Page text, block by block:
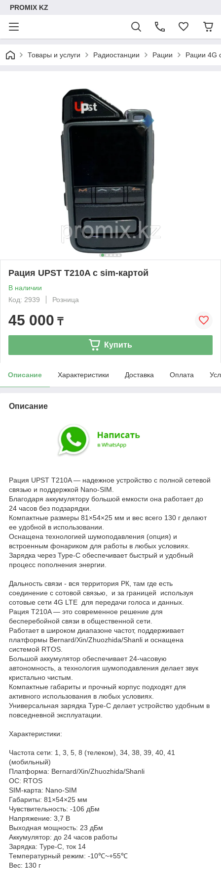
PROMIX KZ
Товары и услуги Радиостанции Рации Рации 4G
Рация UPST T210A с sim-картой
В наличии
Код: 2939
Розница
45 000 ₸
Купить
Описание Характеристики Доставка Оплата
Описание
Рация UPST T210A — надежное устройство с полной сетевой
связью и поддержкой Nano-SIM.
Благодаря аккумулятору большой емкости она работает до
24 часов без подзарядки.
Компактные размеры 81×54×25 мм и вес всего 130 г делают
ее удобной в использовании.
Оснащена технологией шумоподавления (опция) и
встроенным фонариком для работы в любых условиях.
Зарядка через Type-C обеспечивает быстрый и удобный
процесс пополнения энергии.
Дальность связи - вся территория РК, там где есть
соединение с сотовой связью, и за границей используя
сотовые сети 4G LTE для передачи голоса и данных.
Рация T210A — это современное решение для
бесперебойной связи в общественной сети.
Работает в широком диапазоне частот, поддерживает
платформы Bernard/Xin/Zhuozhida/Shanli и оснащена
системой RTOS.
Большой аккумулятор обеспечивает 24-часовую
автономность, а технология шумоподавления делает звук
кристально чистым.
Компактные габариты и прочный корпус подходят для
активного использования в любых условиях.
Универсальная зарядка Type-C делает устройство удобным в
повседневной эксплуатации.
Характеристики:
Частота сети: 1, 3, 5, 8 (телеком), 34, 38, 39, 40, 41
(мобильный)
Платформа: Bernard/Xin/Zhuozhida/Shanli
ОС: RTOS
SIM-карта: Nano-SIM
Габариты: 81×54×25 мм
Чувствительность: -106 дБм
Напряжение: 3,7 В
Выходная мощность: 23 дБм
Аккумулятор: до 24 часов работы
Зарядка: Type-C, ток 14
Температурный режим: -10℃~+55℃
Вес: 130 г